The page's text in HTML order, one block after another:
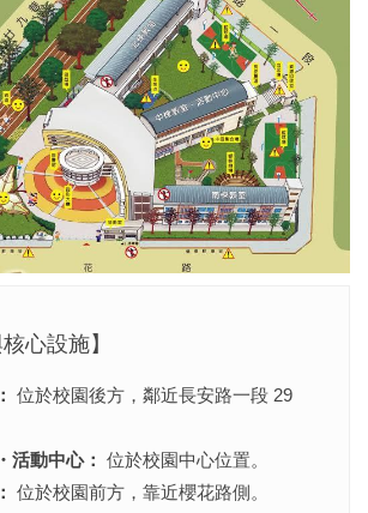
心設施】
位於校園後方，鄰近長安路一段 29
活動中心： 位於校園中心位置。
位於校園前方，靠近櫻花路側。